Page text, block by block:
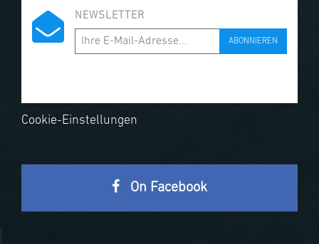
NEWSLETTER
ABONNIEREN
Cookie-Einstellungen
On Facebook